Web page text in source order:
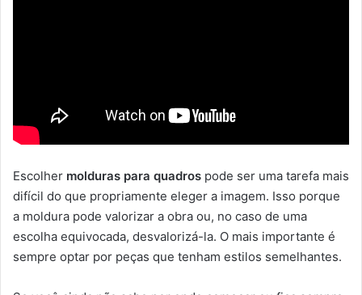
Escolher molduras para quadros pode ser uma tarefa mais
difícil do que propriamente eleger a imagem. Isso porque
a moldura pode valorizar a obra ou, no caso de uma
escolha equivocada, desvalorizá-la. O mais importante é
sempre optar por peças que tenham estilos semelhantes.